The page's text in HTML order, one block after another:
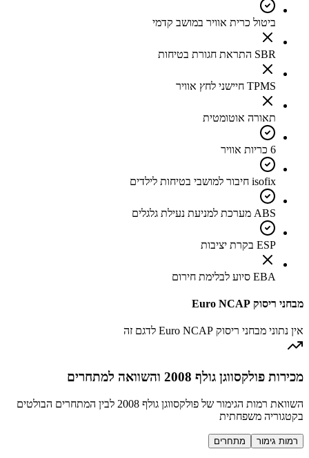
ביטול כרית אוויר במושב קדמי
SBR התראת חגורת בטיחות
TPMS חיישני לחץ אוויר
תאורה אוטומטית
6 כריות אוויר
isofix חיבור למושבי בטיחות לילדים
ABS מערכת למניעת נעילת גלגלים
ESP בקרת יציבות
EBA סיוע לבלימת חירום
מבחני ריסוק Euro NCAP
אין נתוני מבחני ריסוק Euro NCAP לדגם זה
מכירות פולקסווגן גולף 2008 והשוואה למתחרים
השוואת רמות הגימור של פולקסווגן גולף 2008 לבין המתחרים הבולטים
בקטגוריה משפחתית
רמות גימור מתחרים